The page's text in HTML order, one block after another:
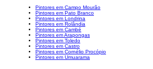
Pintores em Campo Mourão
Pintores em Pato Branco
Pintores em Londrina
Pintores em Rolândia
Pintores em Cambé
Pintores em Arapongas
Pintores em Toledo
Pintores em Castro
Pintores em Cornélio Procópio
Pintores em Umuarama